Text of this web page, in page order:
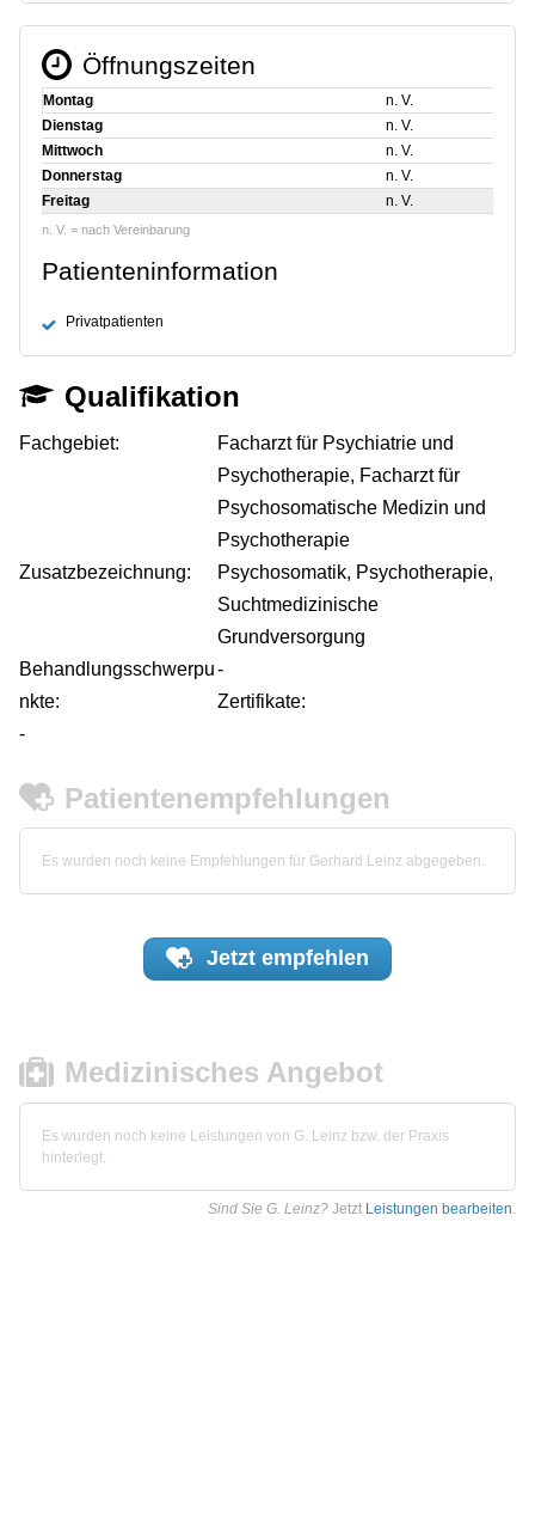
Öffnungszeiten
Montag
n. V.
Dienstag
n. V.
Mittwoch
n. V.
Donnerstag
n. V.
Freitag
n. V.
n. V. = nach Vereinbarung
Patienteninformation
Privatpatienten
Qualifikation
Fachgebiet:
Facharzt für Psychiatrie und
Psychotherapie, Facharzt für
Psychosomatische Medizin und
Psychotherapie
Zusatzbezeichnung:
Psychosomatik, Psychotherapie,
Suchtmedizinische
Grundversorgung
Behandlungsschwerpu
nkte:
-
Zertifikate:
-
Patientenempfehlungen
Es wurden noch keine Empfehlungen für Gerhard Leinz abgegeben.
Jetzt empfehlen
Medizinisches Angebot
Es wurden noch keine Leistungen von G. Leinz bzw. der Praxis
hinterlegt.
Sind Sie G. Leinz? Jetzt Leistungen bearbeiten.